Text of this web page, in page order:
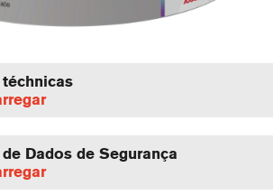
Dados de Segurança